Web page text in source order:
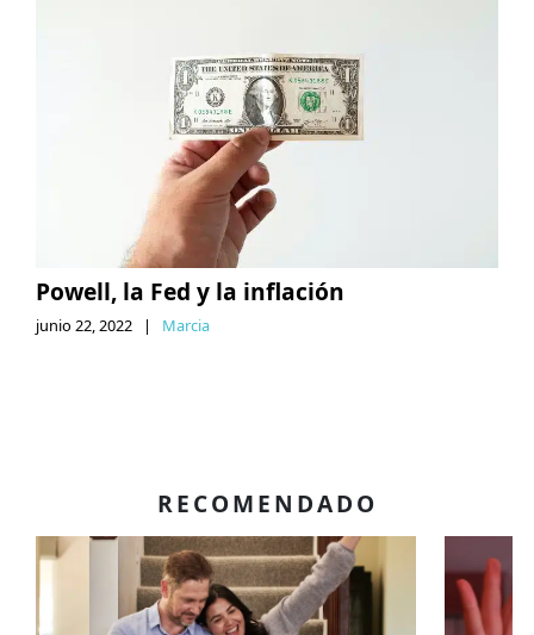
Powell, la Fed y la inflación
junio 22, 2022 | Marcia
RECOMENDADO